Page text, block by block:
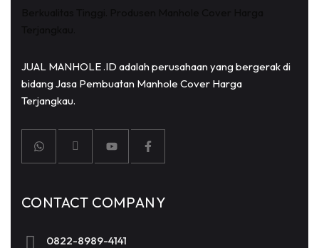
JUAL MANHOLE .ID adalah perusahaan yang bergerak di
bidang Jasa Pembuatan Manhole Cover Harga
Terjangkau.
CONTACT COMPANY
0822-8989-4141